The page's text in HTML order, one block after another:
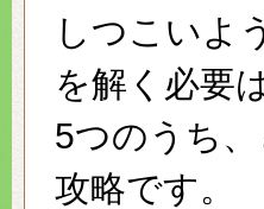
しつこいよ
を解く必要
5つのうち
攻略です。